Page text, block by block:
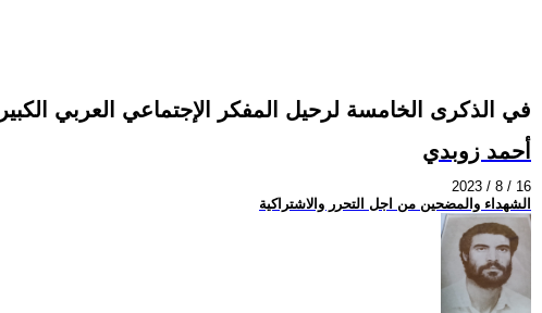
في الذكرى الخامسة لرحيل المفكر الإجتماعي العربي
أحمد زوبدي
2023 / 8 / 16
الشهداء والمضحين من اجل التحرر والاشتراكية